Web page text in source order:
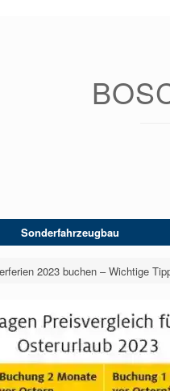
Sonderfahrzeugbau
2023 buchen – Wichtige